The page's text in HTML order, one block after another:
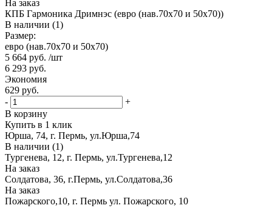
На заказ
КПБ Гармоника Дримнэс (евро (нав.70х70 и 50х70))
В наличии (1)
Размер:
евро (нав.70х70 и 50х70)
5 664 руб. /шт
6 293 руб.
Экономия
629 руб.
-
+
В корзину
Купить в 1 клик
Юрша, 74, г. Пермь, ул.Юрша,74
В наличии (1)
Тургенева, 12, г. Пермь, ул.Тургенева,12
На заказ
Солдатова, 36, г.Пермь, ул.Солдатова,36
На заказ
Пожарского,10, г. Пермь ул. Пожарского, 10